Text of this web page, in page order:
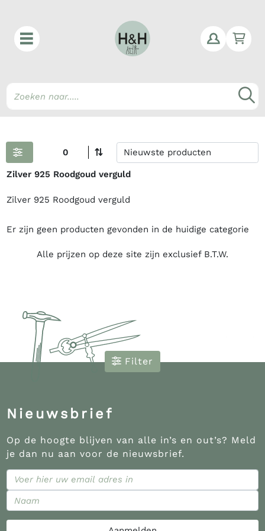
0
Zilver 925 Roodgoud verguld
Zilver 925 Roodgoud verguld
Er zijn geen producten gevonden in de huidige categorie
Alle prijzen op deze site zijn exclusief B.T.W.
Filter
Nieuwsbrief
Op de hoogte blijven van alle in’s en out’s? Meld
je dan nu aan voor de nieuwsbrief.